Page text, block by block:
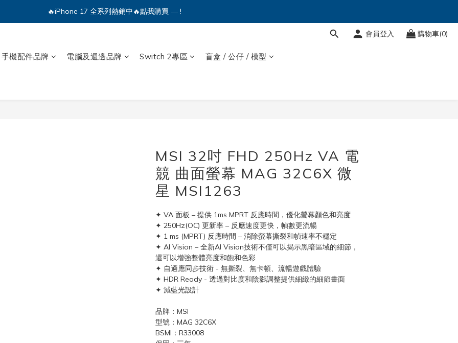
🔥iPhone 17 全系列熱銷中🔥點我購買 — !
💕加入Q哥 Line 新好友領優惠券！🎫
會員登入 購物車(0)
手機配件品牌 電腦及週邊品牌 Switch 2專區 盲盒 / 公仔 / 模型
MSI 32吋 FHD 250Hz VA 電
競 曲面螢幕 MAG 32C6X 微
星 MSI1263
✦ VA 面板 – 提供 1ms MPRT 反應時間，優化螢幕顏色和亮度
✦ 250Hz(OC) 更新率 – 反應速度更快，幀數更流暢
✦ 1 ms (MPRT) 反應時間 – 消除螢幕撕裂和幀速率不穩定
✦ AI Vision – 全新AI Vision技術不僅可以揭示黑暗區域的細節，
還可以增強整體亮度和飽和色彩
✦ 自適應同步技術 - 無撕裂、無卡頓、流暢遊戲體驗
✦ HDR Ready - 透過對比度和陰影調整提供細緻的細節畫面
✦ 減藍光設計
品牌：MSI
型號：MAG 32C6X
BSMI：R33008